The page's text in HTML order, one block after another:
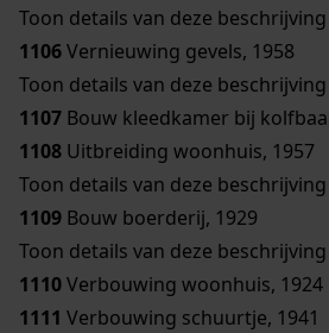
Toon details van deze beschrijving
1106Vernieuwing gevels, 1958
Toon details van deze beschrijving
1107 Bouw kleedkamer bij
1108 Uitbreiding woonhuis, 1957
Toon details van deze beschrijving
1109 Bouw boerderij, 1929
Toon details van deze beschrijving
1110Verbouwing woonhuis, 1924
1111 Verbouwing schuurtje, 1941